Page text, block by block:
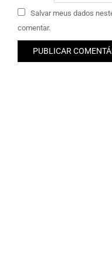
Salvar meus dados
comentar.